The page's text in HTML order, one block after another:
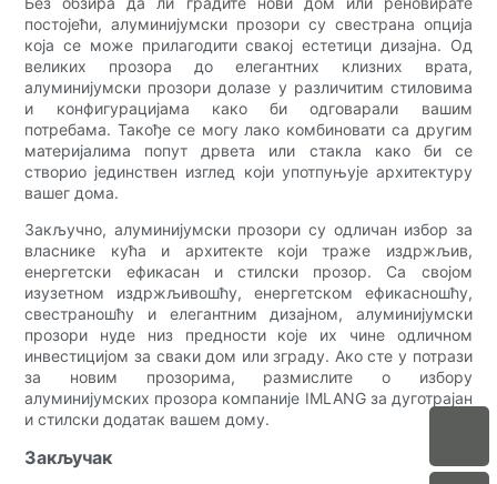
постојећи, алуминијумски прозори су свестрана опција
која се може прилагодити свакој естетици дизајна. Од
великих прозора до елегантних клизних врата,
алуминијумски прозори долазе у различитим стиловима
и конфигурацијама како би одговарали вашим
потребама. Такође се могу лако комбиновати са другим
материјалима попут дрвета или стакла како би се
створио јединствен изглед који употпуњује архитектуру
вашег дома.
Закључно, алуминијумски прозори су одличан избор за
власнике кућа и архитекте који траже издржљив,
енергетски ефикасан и стилски прозор. Са својом
изузетном издржљивошћу, енергетском ефикасношћу,
свестраношћу и елегантним дизајном, алуминијумски
прозори нуде низ предности које их чине одличном
инвестицијом за сваки дом или зграду. Ако сте у потрази
за новим прозорима, размислите о избору
алуминијумских прозора компаније IMLANG за дуготрајан
и стилски додатак вашем дому.
Закључак